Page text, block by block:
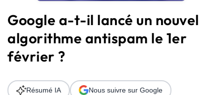
Solutions
Ressources
Audit SEO
Google a-t-il lancé un nouvel
algorithme antispam le 1er
février ?
Résumé IA Nous suivre sur Google